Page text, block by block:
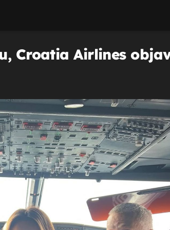
Croatia Airlines